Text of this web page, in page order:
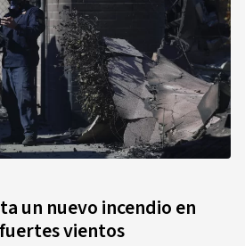
un nuevo incendio en
vientos